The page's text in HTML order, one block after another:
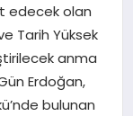
edecek olan
Tarih Yüksek
anma
Erdoğan,
bulunan